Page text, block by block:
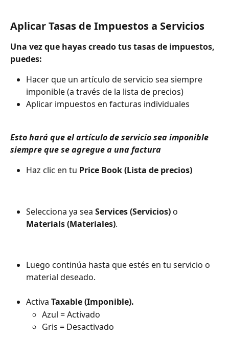
Aplicar Tasas de Impuestos a Servicios
Una vez que hayas creado tus tasas de impuestos,
puedes:
Hacer que un artículo de servicio sea siempre
imponible (a través de la lista de precios)
Aplicar impuestos en facturas individuales
Esto hará que el artículo de servicio sea imponible
siempre que se agregue a una factura
Haz clic en tu Price Book (Lista de precios)
Selecciona ya sea Services (Servicios) o
Materials (Materiales).
Luego continúa hasta que estés en tu servicio o
material deseado.
Activa Taxable (Imponible).
Azul = Activado
Gris = Desactivado